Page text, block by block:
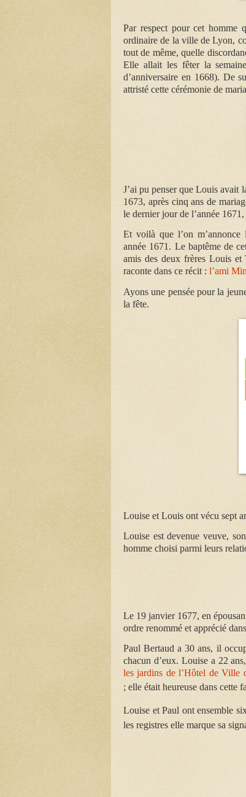
Par respect pour cet homme
ordinaire de la ville de Lyon,
tout de même, quelle
Elle allait les fêter la
d’anniversaire en 1668). De
attristé cette cérémonie de
J’ai pu penser que Louis avait
1673, après cinq ans de
le dernier jour de l’année
Et voilà que l’on
année 1671. Le baptême de
amis des deux frères Louis et
raconte dans ce récit : l’ami
Ayons une pensée pour la
la fête.
Louise et Louis ont vécu sept
Louise est devenue veuve,
homme choisi parmi leurs
Le 19 janvier 1677, en
ordre renommé et apprécié
Paul Bertaud a 30 ans, il
chacun d’eux. Louise a 22
les jardins de l’Hôtel de Ville
; elle était heureuse dans cette
Louise et Paul ont ensemble
les registres elle marque sa